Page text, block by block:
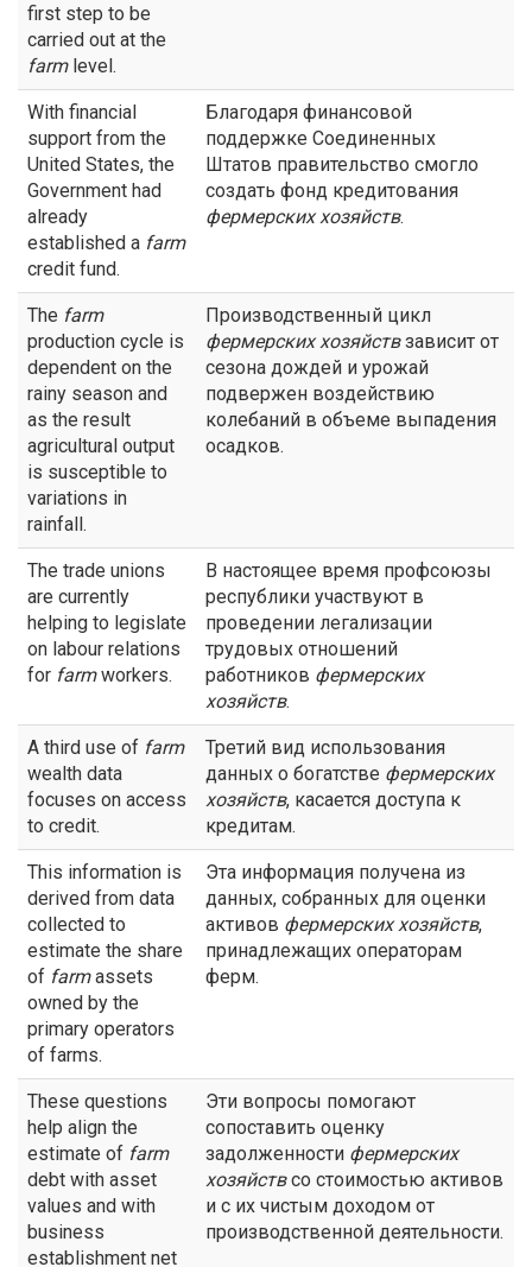
first step to be
carried out at the
farmlevel.
With financial
support from the
United States, the
Government had
already
established a farm
credit fund.
Благодаря финансовой
поддержке Соединенных
Штатов правительство смогло
создать фонд кредитования
фермерских хозяйств.
The farm
production cycle is
dependent on the
rainy season and
as the result
agricultural output
is susceptible to
variations in
rainfall.
Производственный цикл
фермерских хозяйствзависит от
сезона дождей и урожай
подвержен воздействию
колебаний в объеме выпадения
осадков.
The trade unions
are currently
helping to legislate
on labour relations
for farmworkers.
В настоящее время профсоюзы
республики участвуют в
проведении легализации
трудовых отношений
работников фермерских
хозяйств.
A third use of farm
wealth data
focuses on access
to credit.
Третий вид использования
данных о богатстве фермерских
хозяйств, касается доступа к
кредитам.
This information is
derived from data
collected to
estimate the share
of farmassets
owned by the
primary operators
of farms.
Эта информация получена из
данных, собранных для оценки
активов фермерских хозяйств,
принадлежащих операторам
ферм.
These questions
help align the
estimate of farm
debt with asset
values and with
business
establishment net
Эти вопросы помогают
сопоставить оценку
задолженности фермерских
хозяйствсо стоимостью активов
и с их чистым доходом от
производственной деятельности.